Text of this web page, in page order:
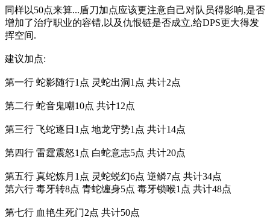
同样以50点来算...盾刀加点应该更注意自己对队员得影响,是否
增加了治疗职业的容错,以及仇恨链是否成立,给DPS更大得发
挥空间.
建议加点:
第一行 蛇影随行1点 灵蛇出洞1点 共计2点
第二行 蛇音鬼嘲10点 共计12点
第三行 飞蛇逐日1点 地龙守势1点 共计14点
第四行 雷霆震怒1点 白蛇意志5点 共计20点
第五行 真蛇炼月1点 灵蛇蜕幻6点 逆鳞7点 共计34点
第六行 毒牙转8点 青蛇缠身5点 毒牙锁喉1点 共计48点
第七行 血艳生死门2点 共计50点